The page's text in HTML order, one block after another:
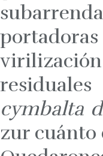
cymbalta
zur cuánto